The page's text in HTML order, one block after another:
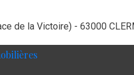
de la Victoire) - 63000